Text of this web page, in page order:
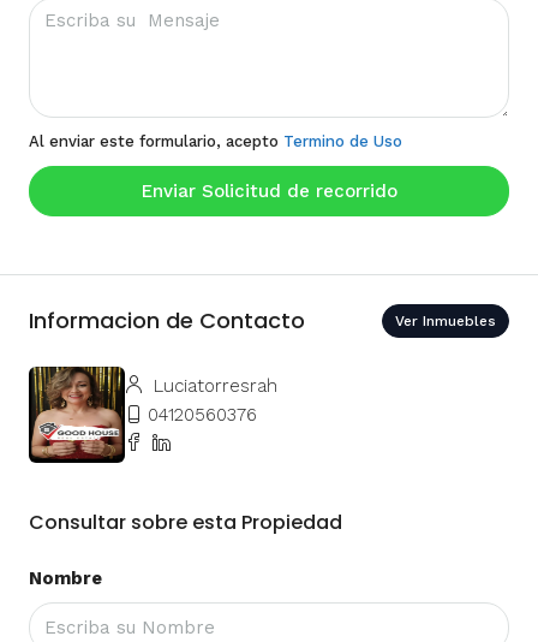
Al enviar este formulario, acepto Termino de Uso
Enviar Solicitud de recorrido
Informacion de Contacto Ver Inmuebles
Luciatorresrah
04120560376
Consultar sobre esta Propiedad
Nombre